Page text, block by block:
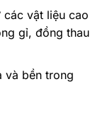
các vật liệu cao
gỉ, đồng thau
và bền trong